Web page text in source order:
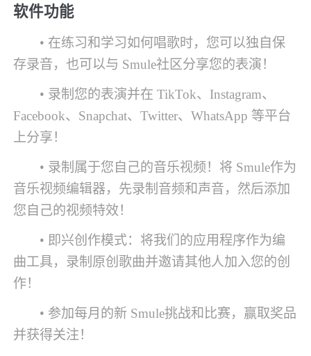
软件功能
• 在练习和学习如何唱歌时，您可以独自保
存录音，也可以与 Smule社区分享您的表演！
• 录制您的表演并在 TikTok、Instagram、
Facebook、Snapchat、Twitter、WhatsApp 等平台
上分享！
• 录制属于您自己的音乐视频！将 Smule作为
音乐视频编辑器，先录制音频和声音，然后添加
您自己的视频特效！
• 即兴创作模式：将我们的应用程序作为编
曲工具，录制原创歌曲并邀请其他人加入您的创
作！
• 参加每月的新 Smule挑战和比赛，赢取奖品
并获得关注！